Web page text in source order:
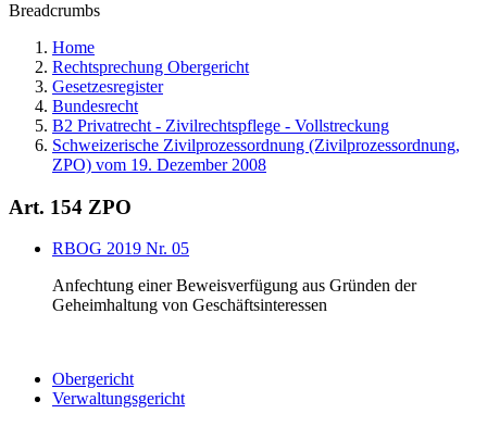
Breadcrumbs
Home
Rechtsprechung Obergericht
Gesetzesregister
Bundesrecht
B2 Privatrecht - Zivilrechtspflege - Vollstreckung
Schweizerische Zivilprozessordnung (Zivilprozessordnung,
ZPO) vom 19. Dezember 2008
Art. 154 ZPO
RBOG 2019 Nr. 05
Anfechtung einer Beweisverfügung aus Gründen der
Geheimhaltung von Geschäftsinteressen
Obergericht
Verwaltungsgericht